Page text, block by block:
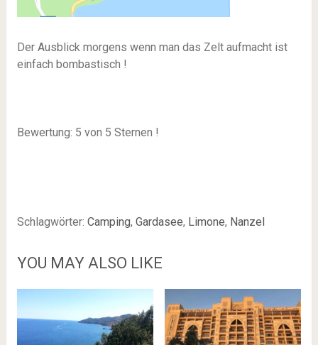
Der Ausblick morgens wenn man das Zelt aufmacht ist
einfach bombastisch !
Bewertung: 5 von 5 Sternen !
Schlagwörter: Camping, Gardasee, Limone, Nanzel
YOU MAY ALSO LIKE